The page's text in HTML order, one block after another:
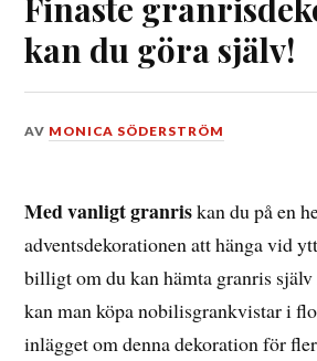
kan du göra själv!
DEN
2019
AV MONICA SÖDERSTRÖM
Med vanligt granriskan du på en
adventsdekorationen att hänga vid
billigt om du kan hämta granris
kan man köpa nobilisgrankvistar i
inlägget om denna dekoration för